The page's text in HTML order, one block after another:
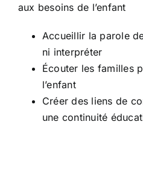
aux besoins de l’enfant
Accueillir la parole
ni interpréter
Écouter les familles
l’enfant
Créer des liens de
une continuité